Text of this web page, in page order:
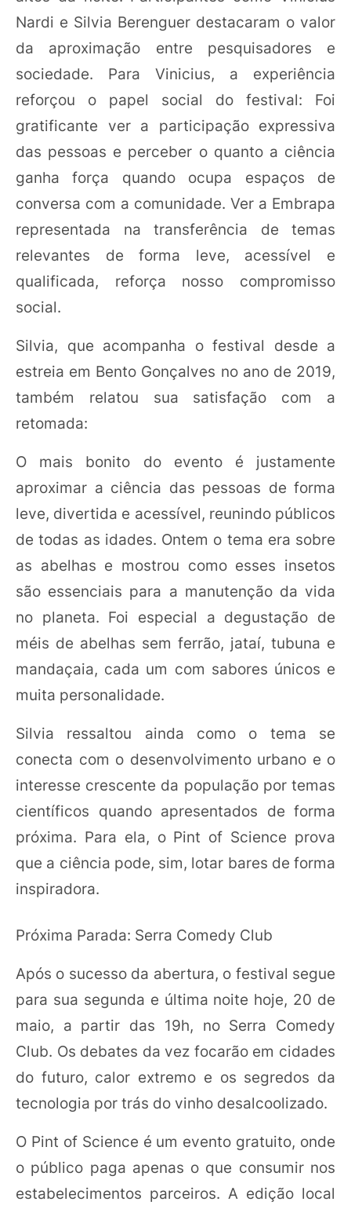
Nardi e Silvia Berenguer destacaram o valor
da aproximação entre pesquisadores e
sociedade. Para Vinicius, a experiência
reforçou o papel social do festival: Foi
gratificante ver a participação expressiva
das pessoas e perceber o quanto a ciência
ganha força quando ocupa espaços de
conversa com a comunidade. Ver a Embrapa
representada na transferência de temas
relevantes de forma leve, acessível e
qualificada, reforça nosso compromisso
social.
Silvia, que acompanha o festival desde a
estreia em Bento Gonçalves no ano de 2019,
também relatou sua satisfação com a
retomada:
O mais bonito do evento é justamente
aproximar a ciência das pessoas de forma
leve, divertida e acessível, reunindo públicos
de todas as idades. Ontem o tema era sobre
as abelhas e mostrou como esses insetos
são essenciais para a manutenção da vida
no planeta. Foi especial a degustação de
méis de abelhas sem ferrão, jataí, tubuna e
mandaçaia, cada um com sabores únicos e
muita personalidade.
Silvia ressaltou ainda como o tema se
conecta com o desenvolvimento urbano e o
interesse crescente da população por temas
científicos quando apresentados de forma
próxima. Para ela, o Pint of Science prova
que a ciência pode, sim, lotar bares de forma
inspiradora.
Próxima Parada: Serra Comedy Club
Após o sucesso da abertura, o festival segue
para sua segunda e última noite hoje, 20 de
maio, a partir das 19h, no Serra Comedy
Club. Os debates da vez focarão em cidades
do futuro, calor extremo e os segredos da
tecnologia por trás do vinho desalcoolizado.
O Pint of Science é um evento gratuito, onde
o público paga apenas o que consumir nos
estabelecimentos parceiros. A edição local